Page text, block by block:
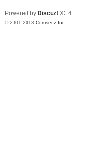
Powered by Discuz! X3.4
© 2001-2013 Comsenz Inc.